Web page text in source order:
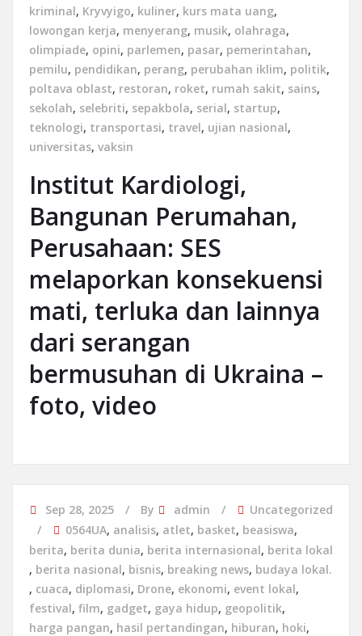
kriminal, Kryvyigo, kuliner, kurs mata uang,
lowongan kerja, menyerang, musik, olahraga,
olimpiade, opini, parlemen, pasar, pemerintahan,
pemilu, pendidikan, perang, perubahan iklim, politik,
poltava oblast, restoran, roket, rumah sakit, sains,
sekolah, selebriti, sepakbola, serial, startup,
teknologi, transportasi, travel, ujian nasional,
universitas, vaksin
Institut Kardiologi,
Bangunan Perumahan,
Perusahaan: SES
melaporkan konsekuensi
mati, terluka dan lainnya
dari serangan
bermusuhan di Ukraina –
foto, video
Sep 28, 2025 By admin
Uncategorized
0564UA, analisis, atlet, basket, beasiswa,
berita, berita dunia, berita internasional, berita lokal
, berita nasional, bisnis, breaking news, budaya lokal.
, cuaca, diplomasi, Drone, ekonomi, event lokal,
festival, film, gadget, gaya hidup, geopolitik,
harga pangan, hasil pertandingan, hiburan, hoki,